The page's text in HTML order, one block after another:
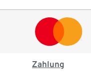
Zahlung